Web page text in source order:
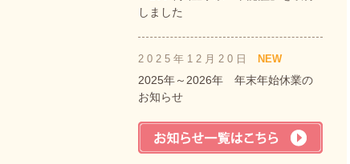
しました
2025年12月20日 NEW
2025年～2026年 年末年始休業の
お知らせ